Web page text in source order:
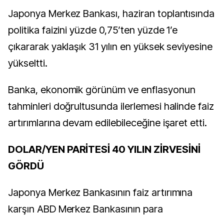
Japonya Merkez Bankası, haziran toplantısında
politika faizini yüzde 0,75’ten yüzde 1’e
çıkararak yaklaşık 31 yılın en yüksek seviyesine
yükseltti.
Banka, ekonomik görünüm ve enflasyonun
tahminleri doğrultusunda ilerlemesi halinde faiz
artırımlarına devam edilebileceğine işaret etti.
DOLAR/YEN PARİTESİ 40 YILIN ZİRVESİNİ
GÖRDÜ
Japonya Merkez Bankasının faiz artırımına
karşın ABD Merkez Bankasının para